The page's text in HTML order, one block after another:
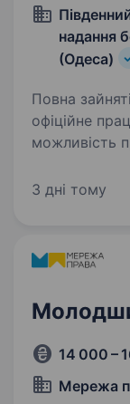
надання
(Одеса)
Повна зайнятість.
офіційне
можливість
п’ятниця з 8.00
3 дні тому
14 000 –
Мережа